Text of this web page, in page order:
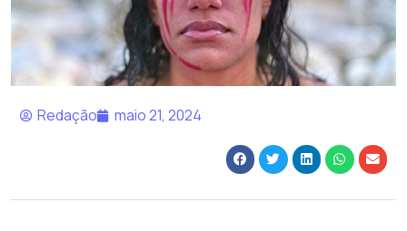
Redação maio 21, 2024